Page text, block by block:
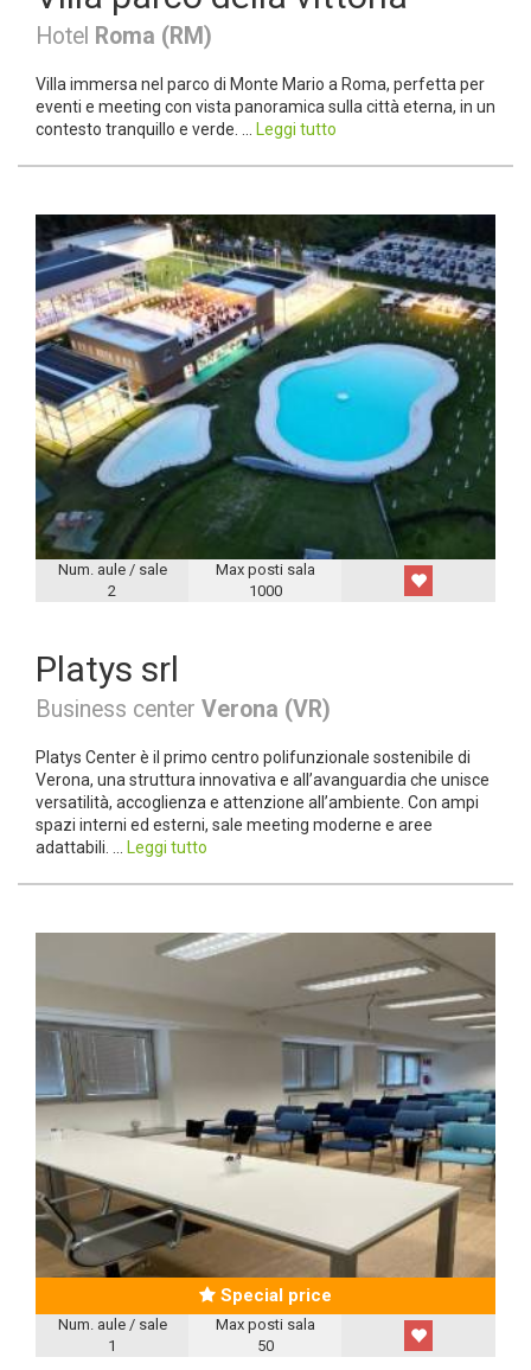
Hotel Roma (RM)
Villa immersa nel parco di Monte Mario a Roma, perfetta per
eventi e meeting con vista panoramica sulla città eterna, in un
contesto tranquillo e verde. ...
Leggi tutto
Num. aule / sale
2
Max posti sala
1000
Platys srl
Business center Verona (VR)
Platys Center è il primo centro polifunzionale sostenibile di
Verona, una struttura innovativa e all’avanguardia che unisce
versatilità, accoglienza e attenzione all’ambiente. Con ampi
spazi interni ed esterni, sale meeting moderne e aree
adattabili. ...
Leggi tutto
Special price
Num. aule / sale
1
Max posti sala
50